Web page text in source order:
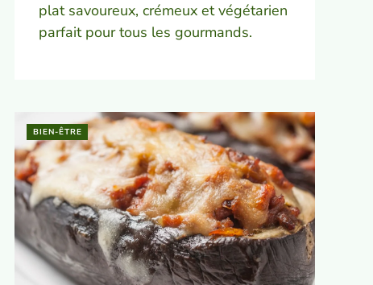
plat savoureux, crémeux et végétarien
parfait pour tous les gourmands.
BIEN-ÊTRE